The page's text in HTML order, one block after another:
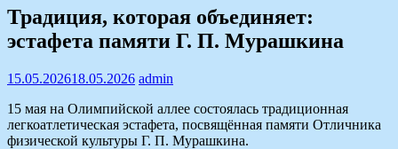
Традиция, которая объединяет:
эстафета памяти Г. П. Мурашкина
15.05.202618.05.2026 admin
15 мая на Олимпийской аллее состоялась традиционная
легкоатлетическая эстафета, посвящённая памяти Отличника
физической культуры Г. П. Мурашкина.